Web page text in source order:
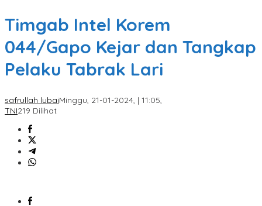
Timgab Intel Korem
044/Gapo Kejar dan Tangkap
Pelaku Tabrak Lari
safrullah lubaiMinggu, 21-01-2024, | 11:05,
TNI219 Dilihat